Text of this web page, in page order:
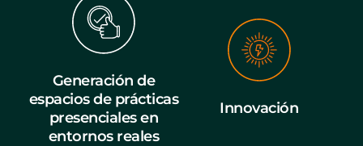
Generación de
espacios de prácticas
presenciales en
entornos reales
Innovación